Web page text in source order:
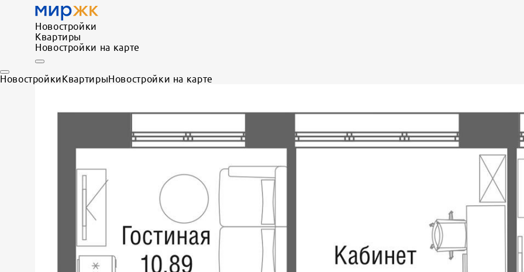
Новостройки
Квартиры
Новостройки на карте
НовостройкиКвартирыНовостройки на карте